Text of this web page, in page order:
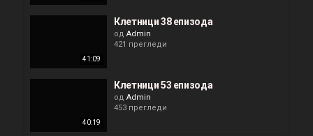
41:09
Клетници 38 епизода
од Admin
421 прегледи
40:19
Клетници 53 епизода
од Admin
453 прегледи